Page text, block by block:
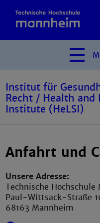
Institut für
Recht / Health and
Institute (HeLSI)
Anfahrt und
Unsere Adresse:
Technische Hochschule
Paul-Wittsack-Straße
68163 Mannheim